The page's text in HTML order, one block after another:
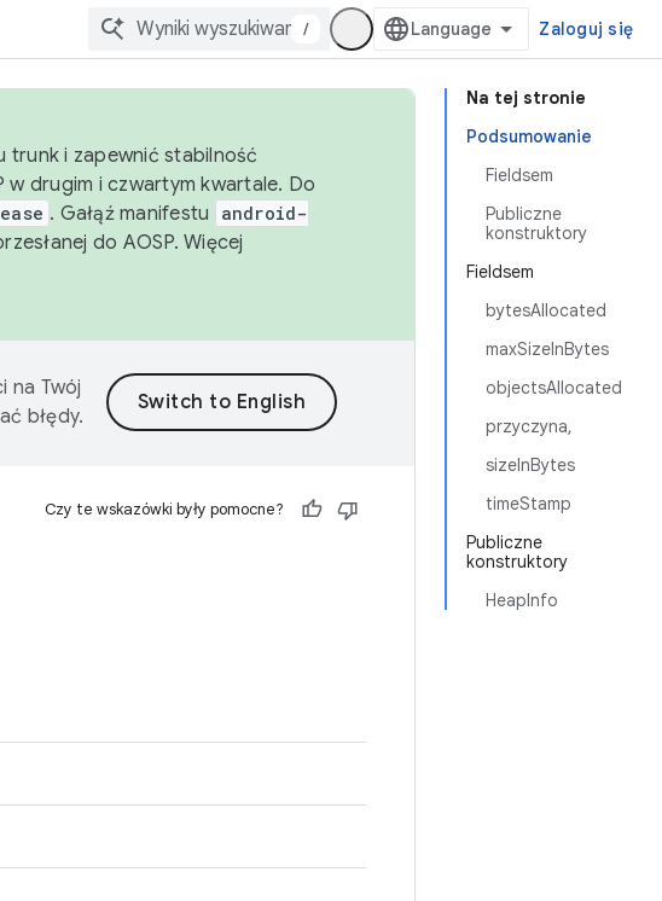
/ Zaloguj się
Na tej stronie
Podsumowanie
Fieldsem
Publiczne
konstruktory
Fieldsem
bytesAllocated
maxSizeInBytes
objectsAllocated
przyczyna,
sizeInBytes
timeStamp
Publiczne
konstruktory
HeapInfo
trunk i zapewnić stabilność
drugim i czwartym kwartale. Do
. Gałąź manifestu
android-
do AOSP. Więcej
na Twój
błędy.
Czy te wskazówki były pomocne?